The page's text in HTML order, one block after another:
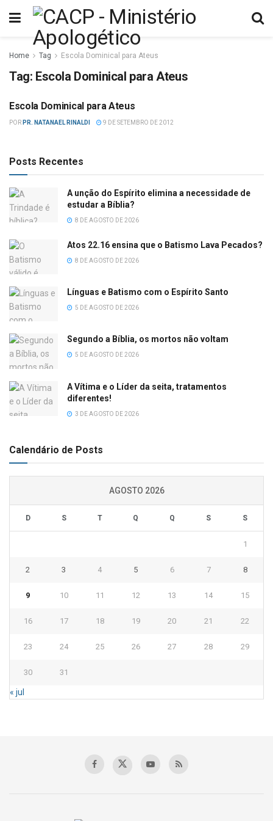
Home Tag Escola Dominical para Ateus
Tag: Escola Dominical para Ateus
ATEÍSMO
Escola Dominical para Ateus
POR PR. NATANAEL RINALDI 9 DE SETEMBRO DE 2012
Posts Recentes
A unção do Espírito elimina a necessidade de
estudar a Bíblia?
8 DE AGOSTO DE 2026
Atos 22.16 ensina que o Batismo Lava Pecados?
8 DE AGOSTO DE 2026
Línguas e Batismo com o Espírito Santo
5 DE AGOSTO DE 2026
Segundo a Bíblia, os mortos não voltam
5 DE AGOSTO DE 2026
A Vítima e o Líder da seita, tratamentos
diferentes!
3 DE AGOSTO DE 2026
Calendário de Posts
AGOSTO 2026
D S T Q Q S S
1
2 3 4 5 6 7 8
9 10 11 12 13 14 15
16 17 18 19 20 21 22
23 24 25 26 27 28 29
30 31
« jul